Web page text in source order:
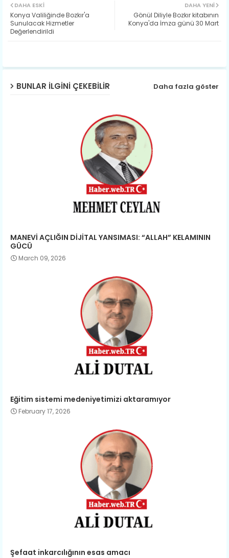
ats
DAHA YENI
Gönül Diliyle Bozkır kitabının
Konya'da İmza günü 30 Mart
DAHA ESKI
Konya Valiliğinde ​Bozkır'a
Sunulacak Hizmetler
Değerlendirildi
BUNLAR ILGINI ÇEKEBILIR Daha fazla göster
MANEVİ AÇLIĞIN DİJİTAL YANSIMASI: “ALLAH” KELAMININ
GÜCÜ
March 09, 2026
Eğitim sistemi medeniyetimizi aktaramıyor
February 17, 2026
Şefaat inkarcılığının esas amacı